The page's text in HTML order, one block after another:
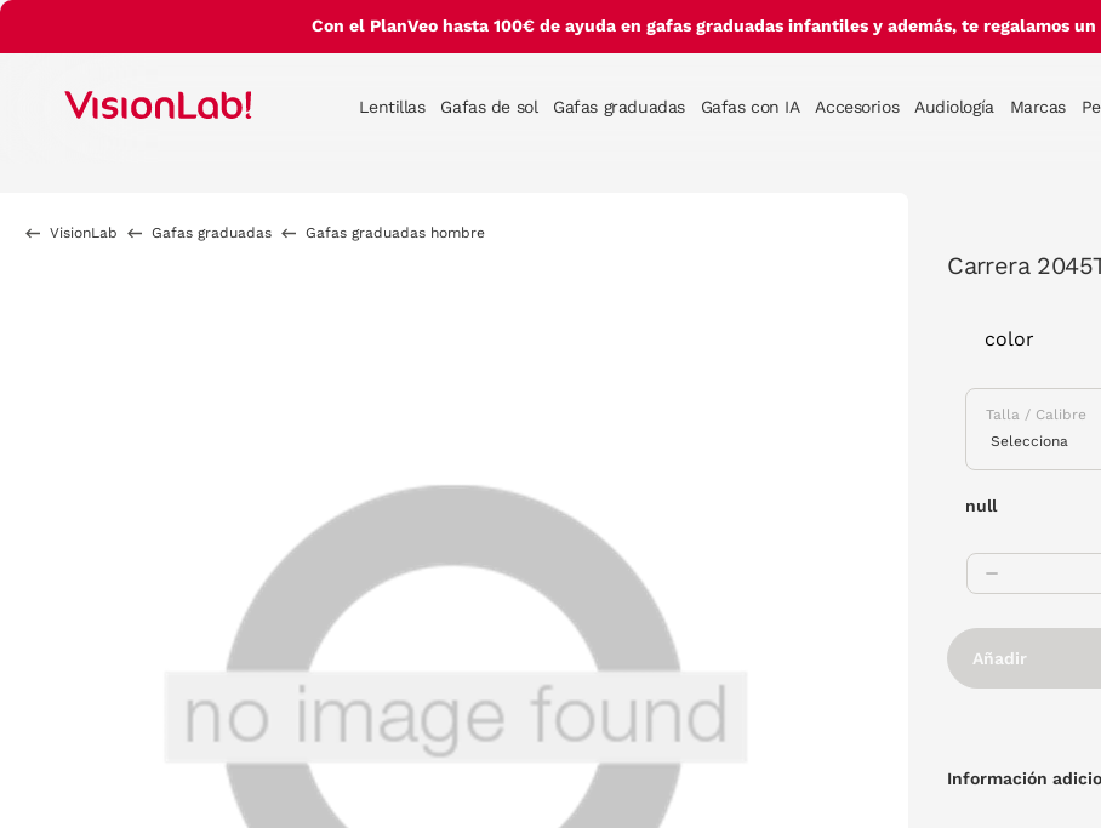
Con el PlanVeo hasta 100€ de ayuda en gafas graduadas infantiles y además, te regalamos un
Lentillas Gafas de sol Gafas graduadas Gafas con IA Accesorios Audiología Marcas
VisionLab Gafas graduadas Gafas graduadas hombre
Carrera
color
Talla / Calibre
null
Añadir
Información